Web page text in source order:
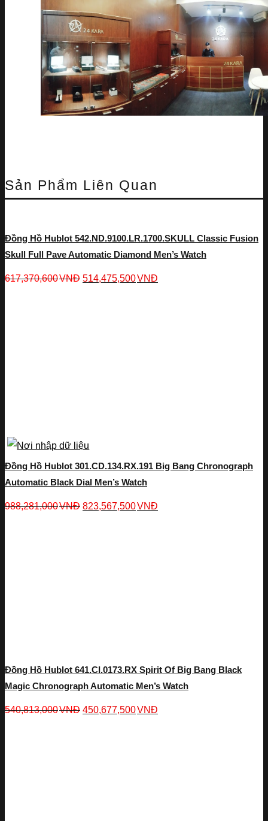
Sản Phẩm Liên Quan
Đồng Hồ Hublot 542.ND.9100.LR.1700.SKULL Classic Fusion
Skull Full Pave Automatic Diamond Men’s Watch
617,370,600VNĐ 514,475,500VNĐ
Đồng Hồ Hublot 301.CD.134.RX.191 Big Bang Chronograph
Automatic Black Dial Men’s Watch
988,281,000VNĐ 823,567,500VNĐ
Đồng Hồ Hublot 641.CI.0173.RX Spirit Of Big Bang Black
Magic Chronograph Automatic Men’s Watch
540,813,000VNĐ 450,677,500VNĐ